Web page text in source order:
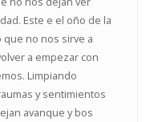
Este e el oño de la
que no nos sirve a
a empezar con
Limpiando
y sentimientos
avanque y bos